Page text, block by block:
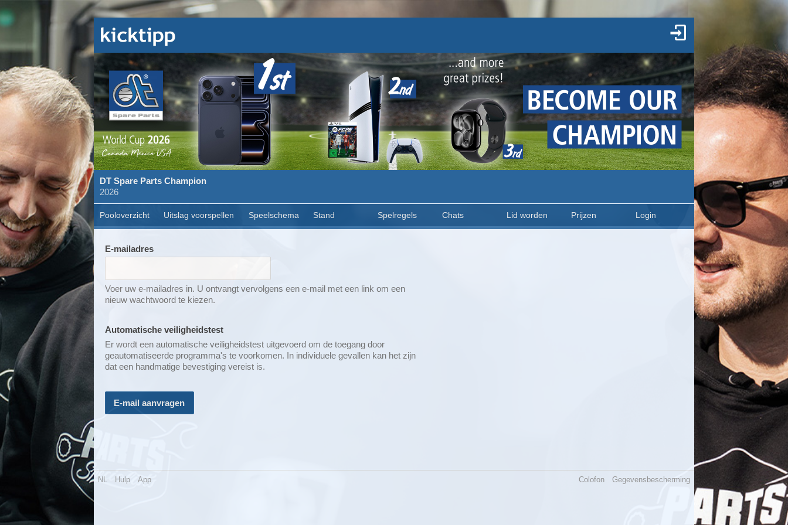
DT Spare Parts Champion
2026
Pooloverzicht Uitslag voorspellen Speelschema Stand Spelregels Chats Lid worden Prijzen Login
E-mailadres
Voer uw e-mailadres in. U ontvangt vervolgens een e-mail met een link om een
nieuw wachtwoord te kiezen.
Automatische veiligheidstest
Er wordt een automatische veiligheidstest uitgevoerd om de toegang door
geautomatiseerde programma's te voorkomen. In individuele gevallen kan het zijn
dat een handmatige bevestiging vereist is.
E-mail aanvragen
NL Hulp App Colofon Gegevensbescherming